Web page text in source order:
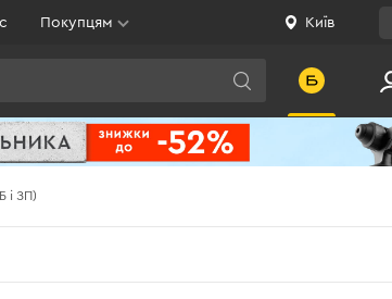
Покупцям Київ
і ЗП)